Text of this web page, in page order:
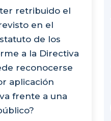
retribuido el
en el
de los
a la Directiva
reconocerse
aplicación
frente a una